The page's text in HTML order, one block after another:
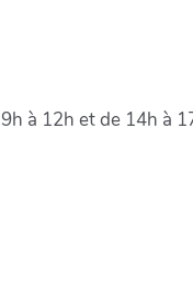
à 12h et de 14h à